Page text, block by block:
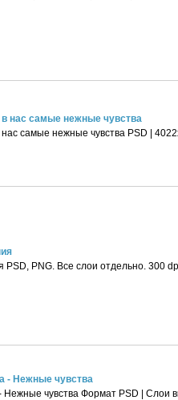
нас самые нежные чувства
самые нежные чувства PSD |
PNG. Все слои отдельно. 300
- Нежные чувства
чувства Формат PSD | Слои